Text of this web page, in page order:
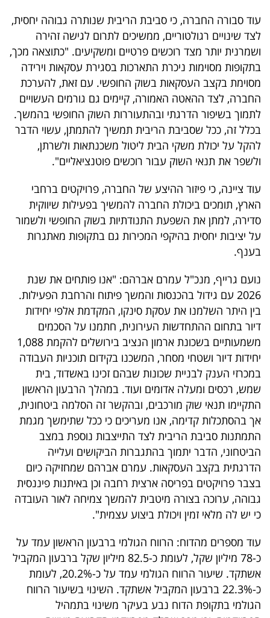
עוד סבורה החברה, כי סביבת הריבית שנותרה גבוהה יחסית,
לצד שינויים רגולטוריים, ממשיכים לתרום לגישה זהירה
ושמרנית יותר מצד רוכשים פרטיים ומשקיעים. "כתוצאה מכך,
בתקופות מסוימות ניכרת התארכות בסגירת עסקאות וירידה
מסוימת בקצב העסקאות בשוק החופשי. עם זאת, להערכת
החברה, לצד ההאטה האמורה, קיימים גם גורמים העשויים
לתמוך בשיפור הדרגתי ובהתעוררות השוק החופשי בהמשך.
בכלל זה, ככל שסביבת הריבית תמשיך להתמתן, עשוי הדבר
להקל על יכולת משקי הבית ליטול משכנתאות ולשרתן,
ולשפר את תנאי השוק עבור רוכשים פוטנציאליים".
עוד ציינה, כי פיזור ההיצע של החברה, פרויקטים ברחבי
הארץ, תומכים ביכולת החברה להמשיך בפעילות שיווקית
סדירה, למתן את השפעת התנודתיות בשוק החופשי ולשמור
על יציבות יחסית בהיקפי המכירות גם בתקופות מאתגרות
בענף.
נועם גרייף, מנכ"ל עמרם אברהם: "אנו פותחים את שנת
2026 עם גידול בהכנסות והמשך פיתוח והרחבת הפעילות.
בין היתר השלמנו את עסקת סינקו, המקדמת אלפי יחידות
דיור בתחום ההתחדשות העירונית, חתמנו על הסכמים
משמעותיים בשכונת ארמון הנציב בירושלים להקמת 1,088
יחידות דיור ושטחי מסחר, המשכנו בקידום תוכניות העבודה
במכרזי הענק לבניית שכונות שבהם זכינו באשדוד, בית
שמש, רכסים ומעלה אדומים ועוד. במהלך הרבעון הראשון
התקיימו תנאי שוק מורכבים, ובהקשר זה הסלמה ביטחונית,
אך בהסתכלות קדימה, אנו מעריכים כי ככל שתימשך מגמת
התמתנות סביבת הריבית לצד התייצבות נוספת במצב
הביטחוני, הדבר יתמוך בהתגברות הביקושים ועלייה
הדרגתית בקצב העסקאות. עמרם אברהם שמחזיקה כיום
בצבר פרויקטים בפריסה ארצית רחבה וכן באיתנות פיננסית
גבוהה, ערוכה בצורה מיטבית להמשך צמיחה לאור העובדה
כי יש לה מלאי זמין ויכולת ביצוע עצמית".
עוד מספרים מהדוח: הרווח הגולמי ברבעון הראשון עמד על
כ-78 מיליון שקל, לעומת כ-82.5 מיליון שקל ברבעון המקביל
אשתקד. שיעור הרווח הגולמי עמד על כ-20.2%, לעומת
כ-22.3% ברבעון המקביל אשתקד. השינוי בשיעור הרווח
הגולמי בתקופת הדוח נבע בעיקר משינוי בתמהיל